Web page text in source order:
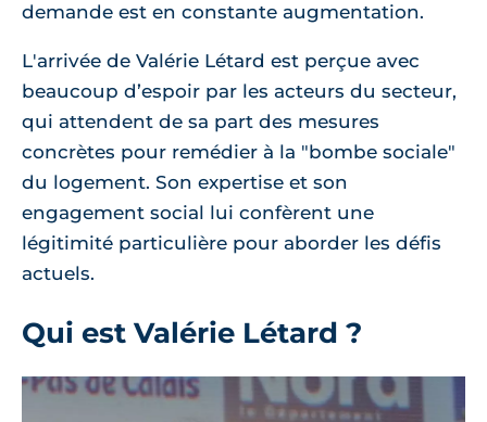
demande est en constante augmentation.
L'arrivée de Valérie Létard est perçue avec
beaucoup d’espoir par les acteurs du secteur,
qui attendent de sa part des mesures
concrètes pour remédier à la "bombe sociale"
du logement. Son expertise et son
engagement social lui confèrent une
légitimité particulière pour aborder les défis
actuels.
Qui est Valérie Létard ?